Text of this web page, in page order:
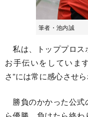
筆者・池内誠
私は、トッププロス
お手伝いをしていま
さ”には常に感心させら
勝負のかかった公式